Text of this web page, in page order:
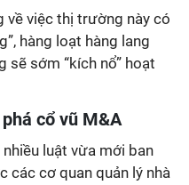
về việc thị trường này có
hàng loạt hàng lang
sẽ sớm “kích nổ” hoạt
cổ vũ M&A
luật vừa mới ban
các cơ quan quản lý nhà